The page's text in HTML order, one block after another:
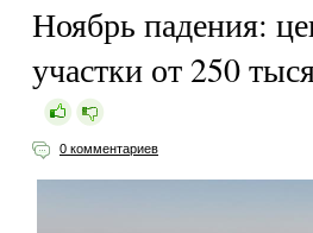
Ноябрь падения:
участки от 250
0 комментариев